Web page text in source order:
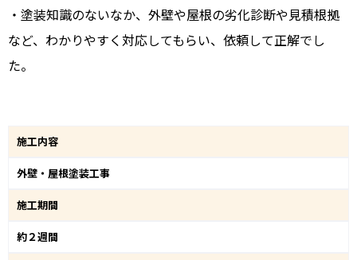
・塗装知識のないなか、外壁や屋根の劣化診断や見積根拠
など、わかりやすく対応してもらい、依頼して正解でし
た。
施工内容
外壁・屋根塗装工事
施工期間
約２週間